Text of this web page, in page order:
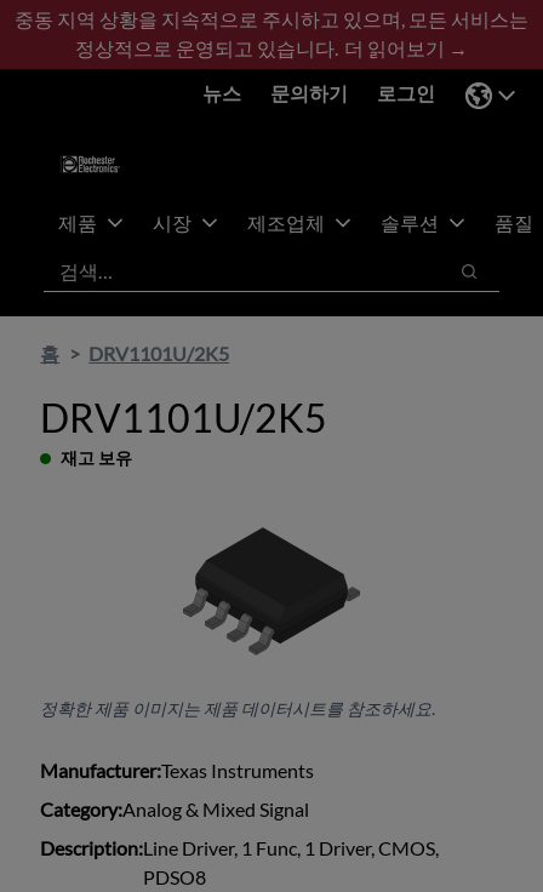
기
콘
바
글
중동 지역 상황을 지속적으로 주시하고 있으며, 모든 서비스는
정상적으로 운영되고 있습니다. 더 읽어보기 →
뉴스
문의하기 로그인
제품 시장 제조업체 솔루션
품질
검색
검색
홈 DRV1101U/2K5
DRV1101U/2K5
재고 보유
정확한 제품 이미지는 제품 데이터시트를 참조하세요.
Manufacturer:Texas Instruments
Category:Analog & Mixed Signal
Description:Line Driver, 1 Func, 1 Driver, CMOS,
PDSO8